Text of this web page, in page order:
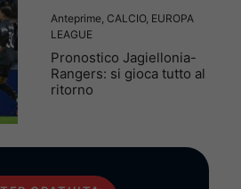
Anteprime, CALCIO, EUROPA
LEAGUE
Pronostico Jagiellonia-
Rangers: si gioca tutto al
ritorno